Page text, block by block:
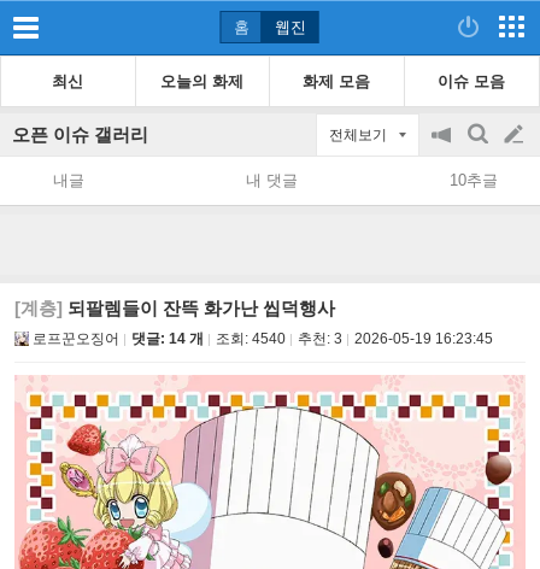
홈 웹진
최신 오늘의 화제 화제 모음 이슈 모음
오픈 이슈 갤러리 전체보기
공
지
on/off
검
색
글
쓰
내글 내 댓글 10추글
[계층] 되팔렘들이 잔뜩 화가난 씹덕행사
로프꾼오징어 댓글: 14 개 조회: 4540 추천: 3 2026-05-19 16:23:45